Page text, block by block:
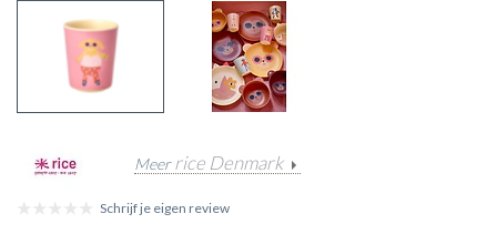
Meerrice Denmark
Schrijf je eigen review